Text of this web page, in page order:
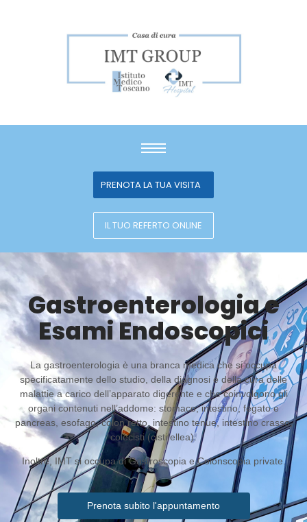
PRENOTA LA TUA VISITA
IL TUO REFERTO ONLINE
Gastroenterologia e
Esami Endoscopici
La gastroenterologia è una branca medica che si occupa
specificatamente dello studio, della diagnosi e della cura delle
malattie a carico dell’apparato digerente e che coinvolgono gli
organi contenuti nell’addome: stomaco, intestino, fegato e
pancreas, esofago, colon retto, intestino tenue, intestino crasso,
colecisti (cistifellea).
Inoltre, IMT si occupa di Gastroscopia e Colonscopia private.
Prenota subito l'appuntamento